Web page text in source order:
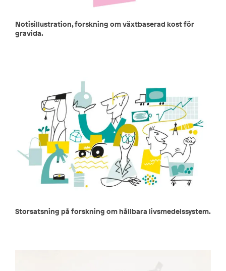
Notisillustration, forskning om växtbaserad kost för
gravida.
Storsatsning på forskning om hållbara livsmedelssystem.